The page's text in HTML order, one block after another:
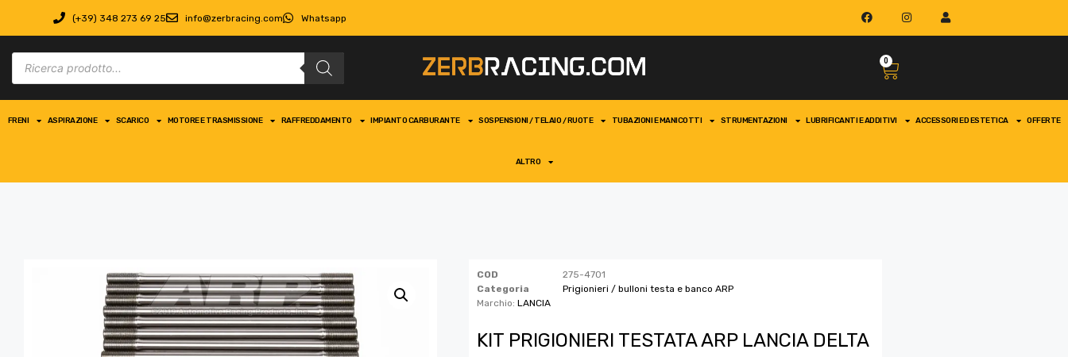
(+39) 348 273 69 25 info@zerbracing.com Whatsapp
0
FRENI ASPIRAZIONE SCARICO MOTORE E TRASMISSIONE RAFFREDDAMENTO IMPIANTO CARBURANTE SOSPENSIONI / TELAIO / RUOTE TUBAZIONI E MANICOTTI STRUMENTAZIONI LUBRIFICANTI E ADDITIVI ACCESSORI ED ESTETICA OFFERTE
ALTRO
COD
275-4701
Categoria
Prigionieri / bulloni testa e banco ARP
Marchio: LANCIA
KIT PRIGIONIERI TESTATA ARP LANCIA DELTA